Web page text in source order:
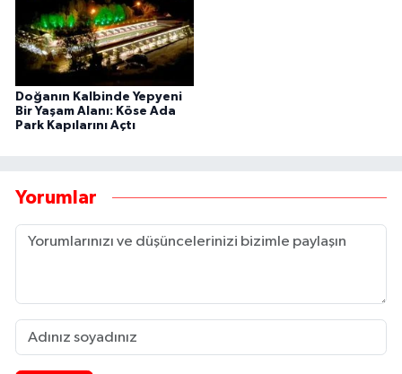
Doğanın Kalbinde Yepyeni
Bir Yaşam Alanı: Köse Ada
Park Kapılarını Açtı
Yorumlar